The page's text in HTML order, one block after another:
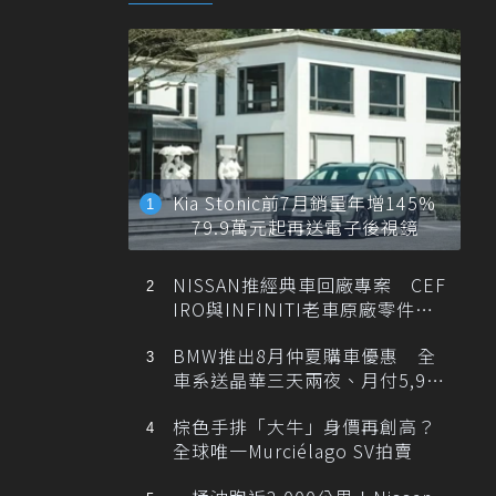
Kia Stonic前7月銷量年增145%
79.9萬元起再送電子後視鏡
NISSAN推經典車回廠專案 CEF
IRO與INFINITI老車原廠零件最
BMW推出8月仲夏購車優惠 全
車系送晶華三天兩夜、月付5,900
棕色手排「大牛」身價再創高？
全球唯一Murciélago SV拍賣